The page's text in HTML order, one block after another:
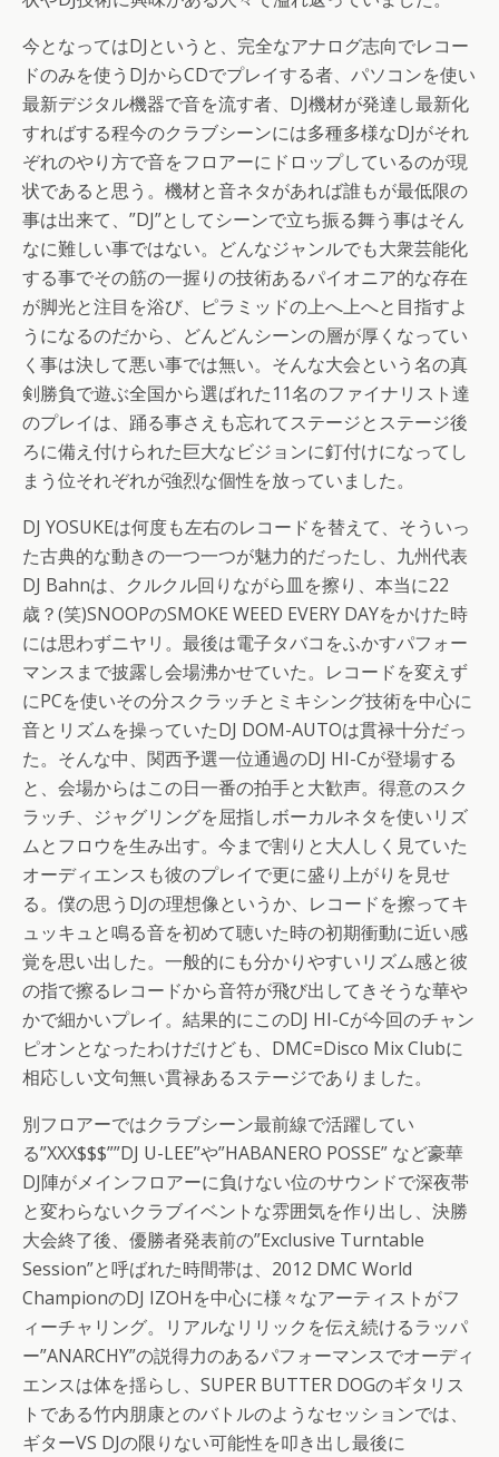
今となってはDJというと、完全なアナログ志向でレコー
ドのみを使うDJからCDでプレイする者、パソコンを使い
最新デジタル機器で音を流す者、DJ機材が発達し最新化
すればする程今のクラブシーンには多種多様なDJがそれ
ぞれのやり方で音をフロアーにドロップしているのが現
状であると思う。機材と音ネタがあれば誰もが最低限の
事は出来て、”DJ”としてシーンで立ち振る舞う事はそん
なに難しい事ではない。どんなジャンルでも大衆芸能化
する事でその筋の一握りの技術あるパイオニア的な存在
が脚光と注目を浴び、ピラミッドの上へ上へと目指すよ
うになるのだから、どんどんシーンの層が厚くなってい
く事は決して悪い事では無い。そんな大会という名の真
剣勝負で遊ぶ全国から選ばれた11名のファイナリスト達
のプレイは、踊る事さえも忘れてステージとステージ後
ろに備え付けられた巨大なビジョンに釘付けになってし
まう位それぞれが強烈な個性を放っていました。
DJ YOSUKEは何度も左右のレコードを替えて、そういっ
た古典的な動きの一つ一つが魅力的だったし、九州代表
DJ Bahnは、クルクル回りながら皿を擦り、本当に22
歳？(笑)SNOOPのSMOKE WEED EVERY DAYをかけた時
には思わずニヤリ。最後は電子タバコをふかすパフォー
マンスまで披露し会場沸かせていた。レコードを変えず
にPCを使いその分スクラッチとミキシング技術を中心に
音とリズムを操っていたDJ DOM-AUTOは貫禄十分だっ
た。そんな中、関西予選一位通過のDJ HI-Cが登場する
と、会場からはこの日一番の拍手と大歓声。得意のスク
ラッチ、ジャグリングを屈指しボーカルネタを使いリズ
ムとフロウを生み出す。今まで割りと大人しく見ていた
オーディエンスも彼のプレイで更に盛り上がりを見せ
る。僕の思うDJの理想像というか、レコードを擦ってキ
ュッキュと鳴る音を初めて聴いた時の初期衝動に近い感
覚を思い出した。一般的にも分かりやすいリズム感と彼
の指で擦るレコードから音符が飛び出してきそうな華や
かで細かいプレイ。結果的にこのDJ HI-Cが今回のチャン
ピオンとなったわけだけども、DMC=Disco Mix Clubに
相応しい文句無い貫禄あるステージでありました。
別フロアーではクラブシーン最前線で活躍してい
る”XXX$$$””DJ U-LEE”や”HABANERO POSSE” など豪華
DJ陣がメインフロアーに負けない位のサウンドで深夜帯
と変わらないクラブイベントな雰囲気を作り出し、決勝
大会終了後、優勝者発表前の”Exclusive Turntable
Session”と呼ばれた時間帯は、2012 DMC World
ChampionのDJ IZOHを中心に様々なアーティストがフ
ィーチャリング。リアルなリリックを伝え続けるラッパ
ー”ANARCHY”の説得力のあるパフォーマンスでオーディ
エンスは体を揺らし、SUPER BUTTER DOGのギタリス
トである竹内朋康とのバトルのようなセッションでは、
ギターVS DJの限りない可能性を叩き出し最後に